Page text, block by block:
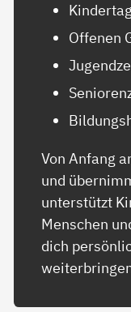
Offenen
Von Anfang
und
unterstützt
Menschen
dich